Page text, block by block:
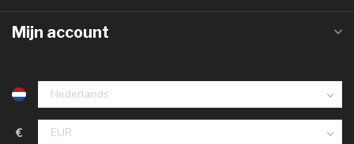
Mijn account
€